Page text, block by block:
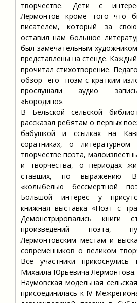
творчестве. Дети с
Лермонтов кроме того что
писателем, который за
оставил нам большое
был замечательным
представлены на стенде.
прочитал стихотворение.
обзор его поэм с кратким
прослушали аудио
«Бородино».
В Бельской сельской
рассказал ребятам о первых
бабушкой и ссылках на
соратниках, о литературном
творчестве поэта,
и творчества, о периодах
ставших, по выражению
«колыбелью бессмертной
Большой интерес у
книжная выставка «Поэт с
Демонстрировались книги
произведений поэта,
Лермонтовским местам и
современников о великом
Все участники
Михаила Юрьевича Лермонтова.
Наумовская модельная
присоединилась к IV